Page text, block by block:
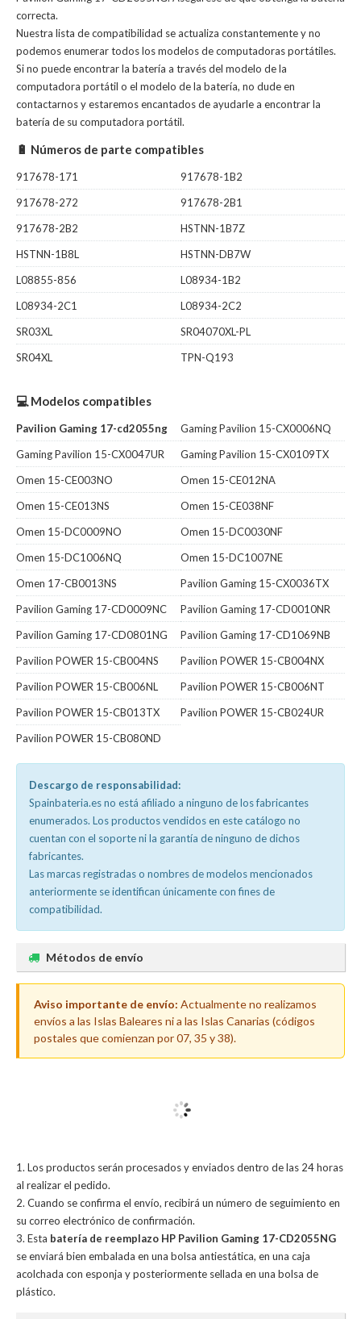
correcta.
Nuestra lista de compatibilidad se actualiza constantemente y no
podemos enumerar todos los modelos de computadoras portátiles.
Si no puede encontrar la batería a través del modelo de la
computadora portátil o el modelo de la batería, no dude en
contactarnos y estaremos encantados de ayudarle a encontrar la
batería de su computadora portátil.
🔋 Números de parte compatibles
917678-171
917678-1B2
917678-272
917678-2B1
917678-2B2
HSTNN-1B7Z
HSTNN-1B8L
HSTNN-DB7W
L08855-856
L08934-1B2
L08934-2C1
L08934-2C2
SR03XL
SR04070XL-PL
SR04XL
TPN-Q193
💻 Modelos compatibles
Pavilion Gaming 17-cd2055ng
Gaming Pavilion 15-CX0006NQ
Gaming Pavilion 15-CX0047UR
Gaming Pavilion 15-CX0109TX
Omen 15-CE003NO
Omen 15-CE012NA
Omen 15-CE013NS
Omen 15-CE038NF
Omen 15-DC0009NO
Omen 15-DC0030NF
Omen 15-DC1006NQ
Omen 15-DC1007NE
Omen 17-CB0013NS
Pavilion Gaming 15-CX0036TX
Pavilion Gaming 17-CD0009NC
Pavilion Gaming 17-CD0010NR
Pavilion Gaming 17-CD0801NG
Pavilion Gaming 17-CD1069NB
Pavilion POWER 15-CB004NS
Pavilion POWER 15-CB004NX
Pavilion POWER 15-CB006NL
Pavilion POWER 15-CB006NT
Pavilion POWER 15-CB013TX
Pavilion POWER 15-CB024UR
Pavilion POWER 15-CB080ND
Descargo de responsabilidad:
Spainbateria.es no está afiliado a ninguno de los fabricantes
enumerados. Los productos vendidos en este catálogo no
cuentan con el soporte ni la garantía de ninguno de dichos
fabricantes.
Las marcas registradas o nombres de modelos mencionados
anteriormente se identifican únicamente con fines de
compatibilidad.
Métodos de envío
Aviso importante de envío: Actualmente no realizamos
envíos a las Islas Baleares ni a las Islas Canarias (códigos
postales que comienzan por 07, 35 y 38).
Los productos serán procesados y enviados dentro de las 24 horas
al realizar el pedido.
Cuando se confirma el envío, recibirá un número de seguimiento en
su correo electrónico de confirmación.
Esta batería de reemplazo HP Pavilion Gaming 17-CD2055NG
se enviará bien embalada en una bolsa antiestática, en una caja
acolchada con esponja y posteriormente sellada en una bolsa de
plástico.